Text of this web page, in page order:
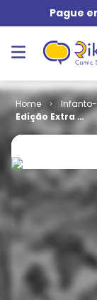
Pague
Edição Extra #
188